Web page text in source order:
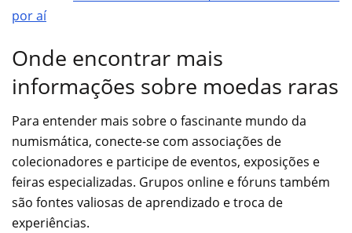
por aí
Onde encontrar mais
informações sobre moedas raras
Para entender mais sobre o fascinante mundo da
numismática, conecte-se com associações de
colecionadores e participe de eventos, exposições e
feiras especializadas. Grupos online e fóruns também
são fontes valiosas de aprendizado e troca de
experiências.